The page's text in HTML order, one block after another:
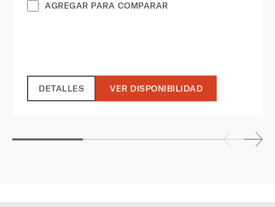
AGREGAR PARA COMPARAR
DETALLES VER DISPONIBILIDAD